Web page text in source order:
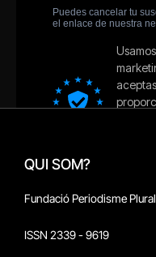
QUI SOM?
Fundació Periodisme Plural
ISSN 2339 - 9619